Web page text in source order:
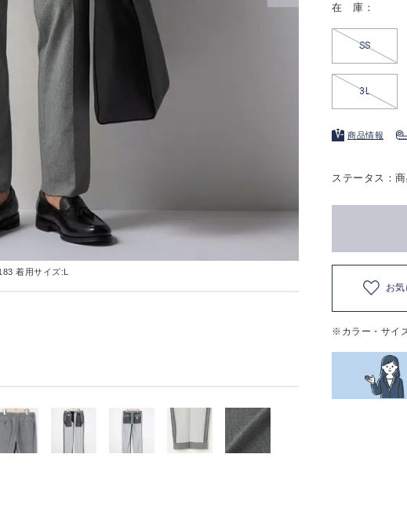
着用サイズ:L
在 庫：
SS
3L
商品情報
ステータス：
お
※カラー・サイ